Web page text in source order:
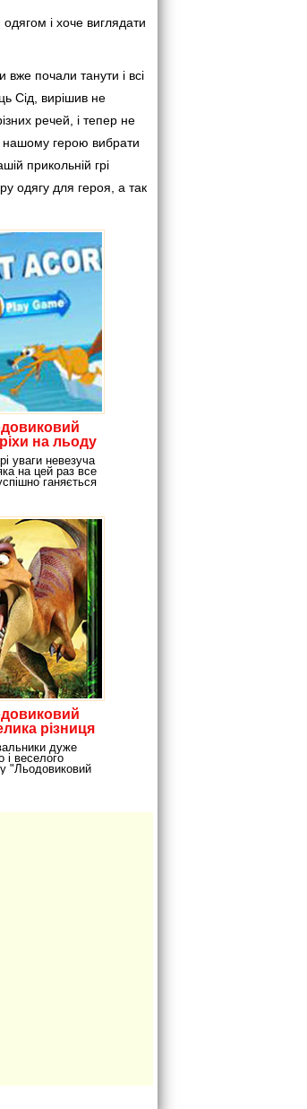
і хоче виглядати
почали танути і всі
Сід, вирішив не
речей, і тепер не
нашому герою вибрати
прикольній грі
одягу для героя, а так
на льоду
уваги невезуча
на цей раз все
ганяється
різниця
дуже
і веселого
"Льодовиковий